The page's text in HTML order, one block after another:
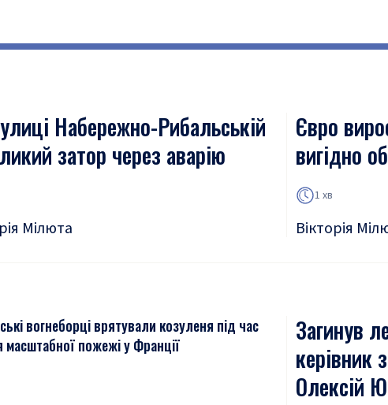
Набережно-Рибальській
затор через аварію
Мілюта
Євро
вигідно
1 хв
Вікторія
вогнеборці врятували козуленя під час
масштабної пожежі у Франції
Загинув
керівник
Олексій